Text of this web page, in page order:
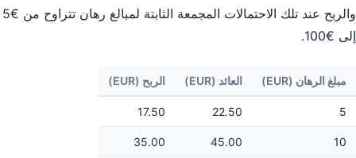
والربح عند تلك الاحتمالات المجمعة الثابتة لمبالغ رهان تتراوح من €5
إلى €100.
مبلغ الرهان (EUR) العائد (EUR) الربح (EUR)
5
22.50
17.50
10
45.00
35.00